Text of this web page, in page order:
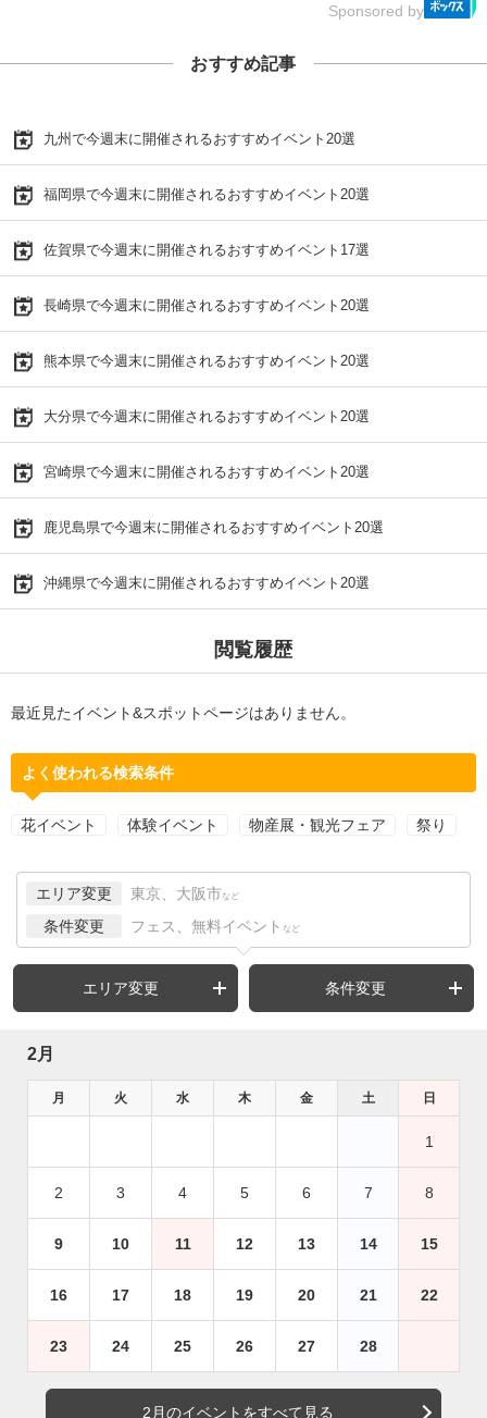
Sponsored by
おすすめ記事
九州で今週末に開催されるおすすめイベント20選
福岡県で今週末に開催されるおすすめイベント20選
佐賀県で今週末に開催されるおすすめイベント17選
長崎県で今週末に開催されるおすすめイベント20選
熊本県で今週末に開催されるおすすめイベント20選
大分県で今週末に開催されるおすすめイベント20選
宮崎県で今週末に開催されるおすすめイベント20選
鹿児島県で今週末に開催されるおすすめイベント20選
沖縄県で今週末に開催されるおすすめイベント20選
閲覧履歴
最近見たイベント&スポットページはありません。
よく使われる検索条件
花イベント 体験イベント 物産展・観光フェア 祭り
エリア変更 東京、大阪市 など
条件変更 フェス、無料イベント など
エリア変更 条件変更
2月
月 火 水 木 金 土 日
1
2 3 4 5 6 7 8
9 10 11 12 13 14 15
16 17 18 19 20 21 22
23 24 25 26 27 28
2月のイベントをすべて見る